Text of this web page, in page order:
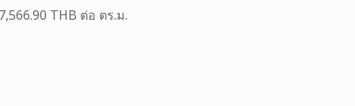
THB ต่อ ตร.ม.